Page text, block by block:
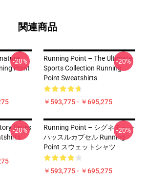
関連商品
Point
-20%
Running Point – The Ultimate
Sports Collection Running
Point Sweatshirts
￥593,775 - ￥695,275
-20%
Series
-20%
Running Point – シグネチャー
ハッスルカプセル Running
Point スウェットシャツ
￥593,775 - ￥695,275
-20%